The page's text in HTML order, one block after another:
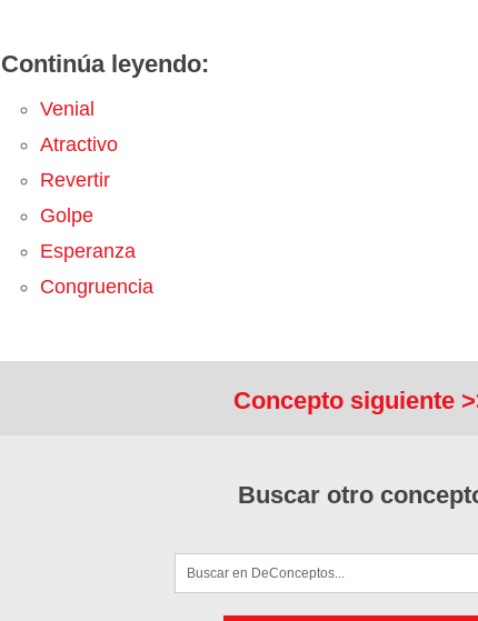
Continúa leyendo:
Venial
Atractivo
Revertir
Golpe
Esperanza
Congruencia
Concepto siguiente
Buscar otro